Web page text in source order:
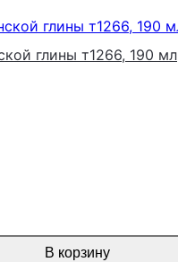
глины т1266, 190 мл
В корзину